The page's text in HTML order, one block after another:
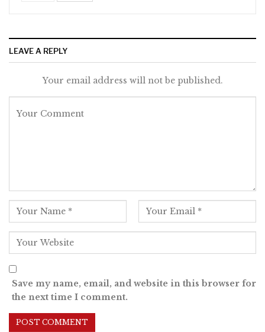
LEAVE A REPLY
Your email address will not be published.
Save my name, email, and website in this browser for
the next time I comment.